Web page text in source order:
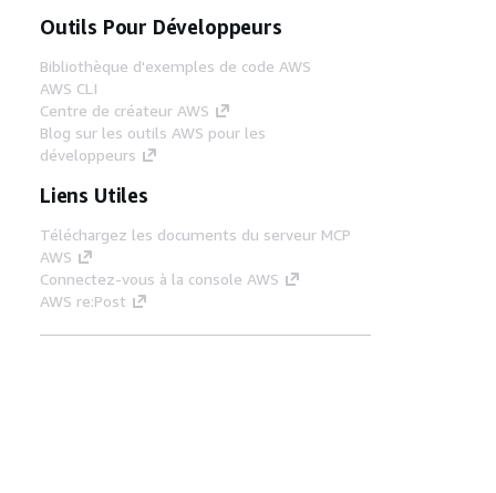
Outils Pour Développeurs
Bibliothèque d'exemples de code AWS
AWS CLI
Centre de créateur AWS
Blog sur les outils AWS pour les
développeurs
Liens Utiles
Téléchargez les documents du serveur MCP
AWS
Connectez-vous à la console AWS
AWS re:Post